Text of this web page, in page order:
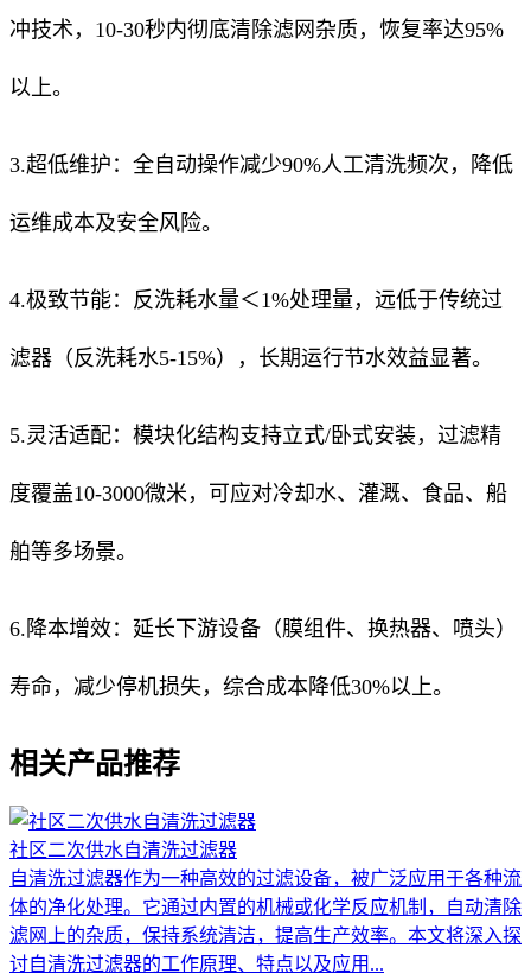
冲技术，10-30秒内彻底清除滤网杂质，恢复率达95%
以上。
3.超低维护：全自动操作减少90%人工清洗频次，降低
运维成本及安全风险。
4.极致节能：反洗耗水量＜1%处理量，远低于传统过
滤器（反洗耗水5-15%），长期运行节水效益显著。
5.灵活适配：模块化结构支持立式/卧式安装，过滤精
度覆盖10-3000微米，可应对冷却水、灌溉、食品、船
舶等多场景。
6.降本增效：延长下游设备（膜组件、换热器、喷头）
寿命，减少停机损失，综合成本降低30%以上。
相关产品推荐
社区二次供水自清洗过滤器
自清洗过滤器作为一种高效的过滤设备，被广泛应用于各种流
体的净化处理。它通过内置的机械或化学反应机制，自动清除
滤网上的杂质，保持系统清洁，提高生产效率。本文将深入探
讨自清洗过滤器的工作原理、特点以及应用...